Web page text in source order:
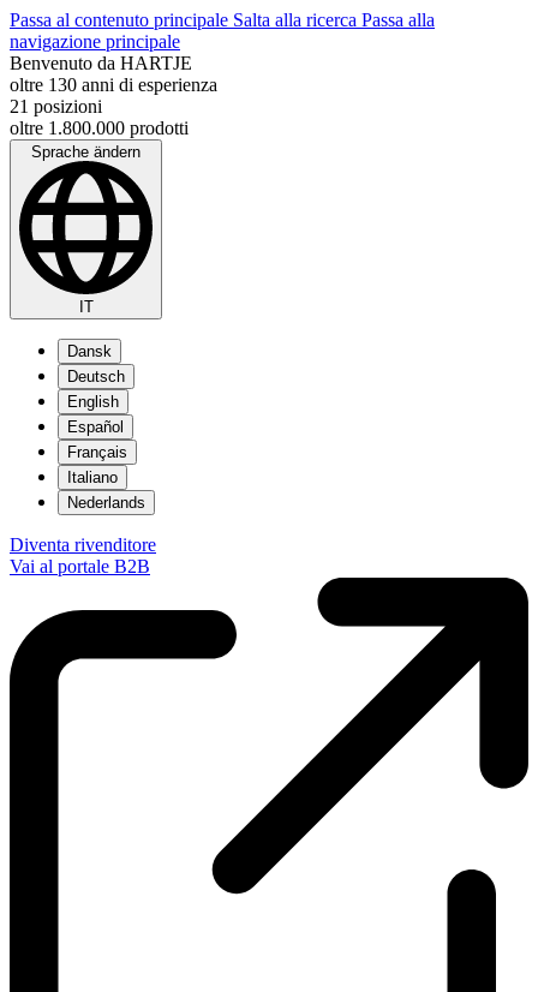
Passa al contenuto principale Salta alla ricerca Passa alla
navigazione principale
Benvenuto da HARTJE
oltre 130 anni di esperienza
21 posizioni
oltre 1.800.000 prodotti
Sprache ändern
IT
Dansk
Deutsch
English
Español
Français
Italiano
Nederlands
Diventa rivenditore
Vai al portale B2B